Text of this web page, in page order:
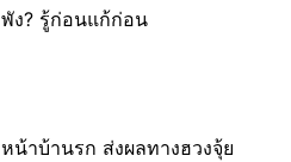
พัง? รู้ก่อนแก้ก่อน
หน้าบ้านรก ส่งผลทางฮวงจุ้ย